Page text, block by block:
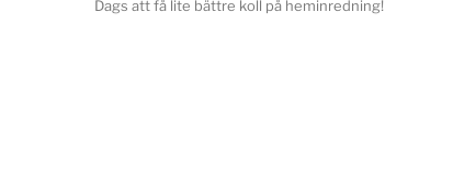
Dags att få lite bättre koll på heminredning!